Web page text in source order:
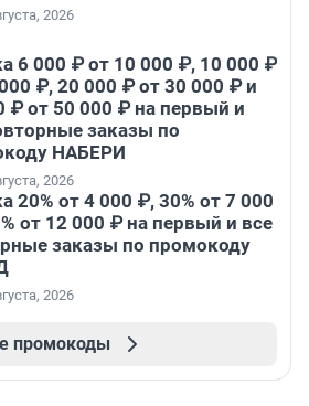
2026
6 000 ₽ от 10 000 ₽, 10 000 ₽
₽, 20 000 ₽ от 30 000 ₽ и
₽ от 50 000 ₽ на первый и
заказы по
НАБЕРИ
2026
20% от 4 000 ₽, 30% от 7 000
от 12 000 ₽ на первый и все
заказы по промокоду
2026
промокоды